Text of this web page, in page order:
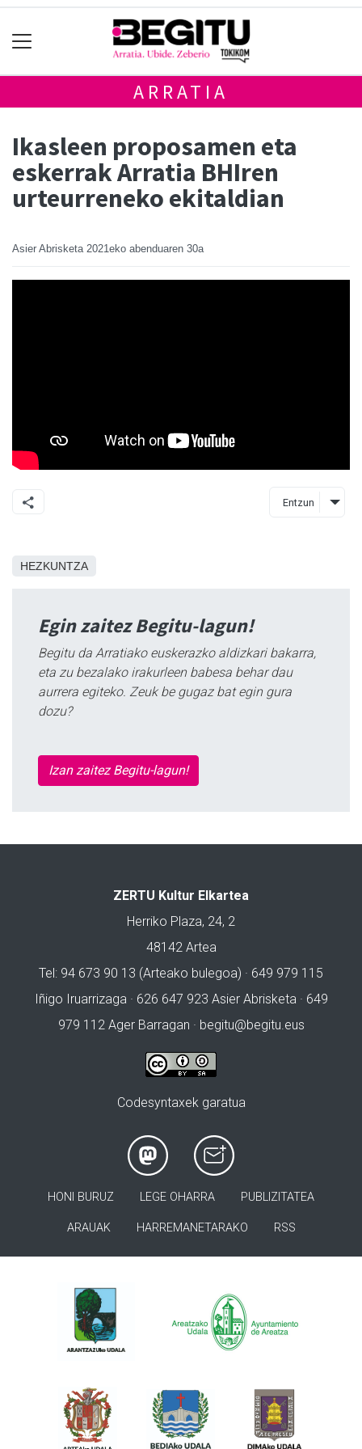
ARRATIA
Ikasleen proposamen eta
eskerrak Arratia BHIren
urteurreneko ekitaldian
Asier Abrisketa 2021eko abenduaren 30a
Entzun
HEZKUNTZA
Egin zaitez Begitu-lagun!
Begitu da Arratiako euskerazko aldizkari bakarra,
eta zu bezalako irakurleen babesa behar dau
aurrera egiteko. Zeuk be gugaz bat egin gura
dozu?
Izan zaitez Begitu-lagun!
ZERTU Kultur Elkartea
Herriko Plaza, 24, 2
48142 Artea
Tel: 94 673 90 13 (Arteako bulegoa) · 649 979 115
Iñigo Iruarrizaga · 626 647 923 Asier Abrisketa · 649
979 112 Ager Barragan · begitu@begitu.eus
Codesyntaxek garatua
HONI BURUZ LEGE OHARRA PUBLIZITATEA
ARAUAK HARREMANETARAKO RSS